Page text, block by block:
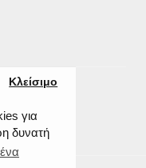
για
δυνατή
Κλείσιμο